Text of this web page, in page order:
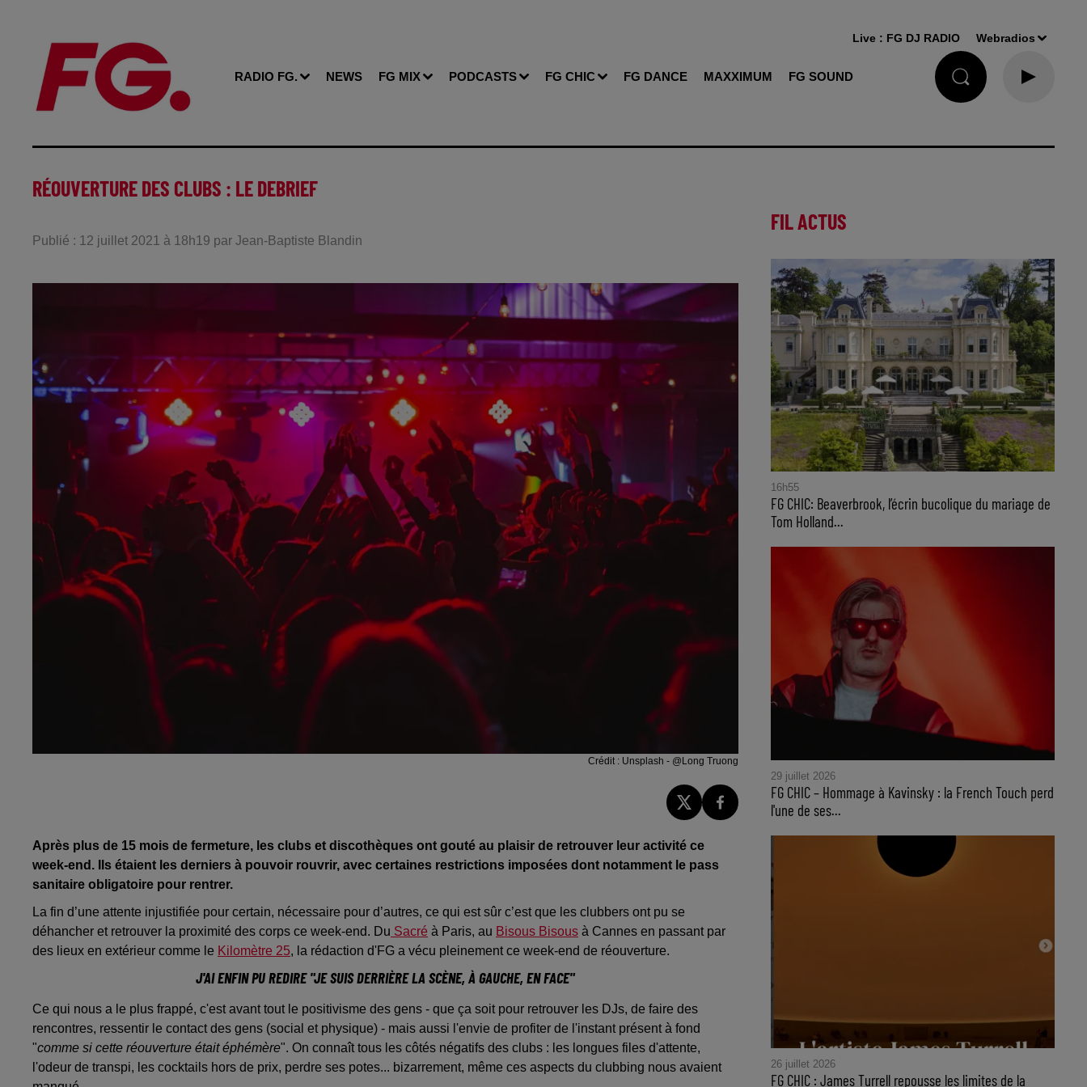
RADIO FG. NEWS FG MIX PODCASTS FG CHIC FG DANCE MAXXIMUM FG SOUND
Live : FG DJ RADIO Webradios
RÉOUVERTURE DES CLUBS : LE DEBRIEF
Publié : 12 juillet 2021 à 18h19 par Jean-Baptiste Blandin
Crédit : Unsplash - @Long Truong
Après plus de 15 mois de fermeture, les clubs et discothèques ont gouté au plaisir de retrouver leur activité ce
week-end. Ils étaient les derniers à pouvoir rouvrir, avec certaines restrictions imposées dont notamment le pass
sanitaire obligatoire pour rentrer.
La fin d’une attente injustifiée pour certain, nécessaire pour d’autres, ce qui est sûr c’est que les clubbers ont pu se
déhancher et retrouver la proximité des corps ce week-end. Du Sacré à Paris, au Bisous Bisous à Cannes en passant par
des lieux en extérieur comme le Kilomètre 25, la rédaction d'FG a vécu pleinement ce week-end de réouverture.
J'AI ENFIN PU REDIRE "JE SUIS DERRIÈRE LA SCÈNE, À GAUCHE, EN FACE"
Ce qui nous a le plus frappé, c'est avant tout le positivisme des gens - que ça soit pour retrouver les DJs, de faire des
rencontres, ressentir le contact des gens (social et physique) - mais aussi l'envie de profiter de l'instant présent à fond
"comme si cette réouverture était éphémère". On connaît tous les côtés négatifs des clubs : les longues files d'attente,
l'odeur de transpi, les cocktails hors de prix, perdre ses potes... bizarrement, même ces aspects du clubbing nous avaient
FIL ACTUS
16h55
FG CHIC: Beaverbrook, l’écrin bucolique du mariage de
Tom Holland...
29 juillet 2026
FG CHIC – Hommage à Kavinsky : la French Touch perd
l'une de ses...
26 juillet 2026
FG CHIC : James Turrell repousse les limites de la